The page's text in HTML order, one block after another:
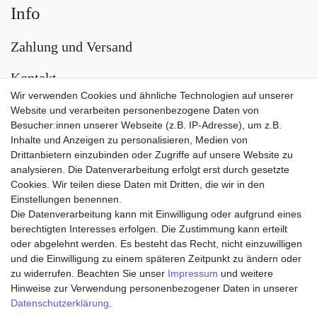
Wir verwenden Cookies und ähnliche Technologien auf unserer
Website und verarbeiten personenbezogene Daten von
Besucher:innen unserer Webseite (z.B. IP-Adresse), um z.B.
Inhalte und Anzeigen zu personalisieren, Medien von
Drittanbietern einzubinden oder Zugriffe auf unsere Website zu
analysieren. Die Datenverarbeitung erfolgt erst durch gesetzte
Cookies. Wir teilen diese Daten mit Dritten, die wir in den
Einstellungen benennen.
Die Datenverarbeitung kann mit Einwilligung oder aufgrund eines
berechtigten Interesses erfolgen. Die Zustimmung kann erteilt
oder abgelehnt werden. Es besteht das Recht, nicht einzuwilligen
und die Einwilligung zu einem späteren Zeitpunkt zu ändern oder
zu widerrufen. Beachten Sie unser Impressum und weitere
Hinweise zur Verwendung personenbezogener Daten in unserer
Daten­schutz­erklärung
Info
Zahlung und Versand
Kontakt
Versand
Zahlungsarten